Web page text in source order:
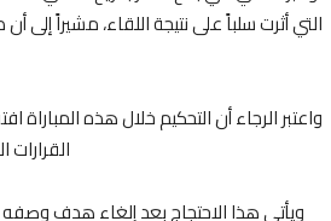
التي أثرت سلباً على نتيجة اللقاء، مشيراً
واعتبر الرجاء أن التحكيم خلال هذه
ويأتي هذا الاحتجاج بعد إلغاء هدف